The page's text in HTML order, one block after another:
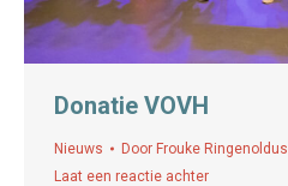
Donatie VOVH
Nieuws Door Frouke Ringenoldus
Laat een reactie achter